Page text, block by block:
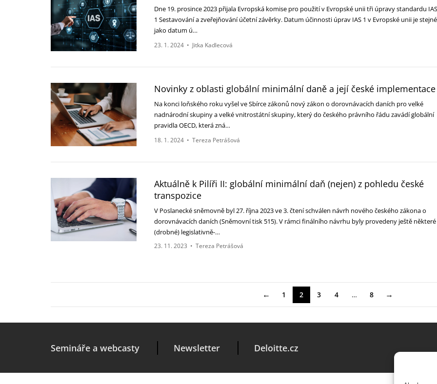
Dne 19. prosince 2023 přijala Evropská komise pro použití v Evropské unii tři úpravy standardu IAS
1 Sestavování a zveřejňování účetní závěrky. Datum účinnosti úprav IAS 1 v Evropské unii je stejné
jako datum ú…
23. 1. 2024 • Jitka Kadlecová
Novinky z oblasti globální minimální daně a její české implementace
Na konci loňského roku vyšel ve Sbírce zákonů nový zákon o dorovnávacích daních pro velké
nadnárodní skupiny a velké vnitrostátní skupiny, který do českého právního řádu zavádí globální
pravidla OECD, která zná…
18. 1. 2024 • Tereza Petrášová
Aktuálně k Pilíři II: globální minimální daň (nejen) z pohledu české
transpozice
V Poslanecké sněmovně byl 27. října 2023 ve 3. čtení schválen návrh nového českého zákona o
dorovnávacích daních (Sněmovní tisk 515). V rámci finálního návrhu byly provedeny ještě některé
(drobné) legislativně-…
23. 11. 2023 • Tereza Petrášová
← 1 2 3 4 … 8 →
Semináře a webcasty Newsletter Deloitte.cz